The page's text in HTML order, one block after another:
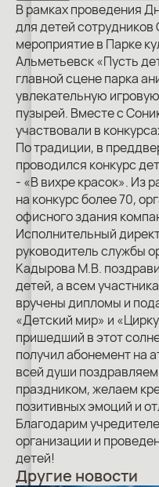
В рамках проведения
для детей
мероприятие в Парке
Альметьевск «Пусть
главной сцене парка
увлекательную
пузырей. Вместе с
участвовали в
По традиции, в
проводился конкурс
- «В вихре красок». Из
на конкурс более 70,
офисного здания
Исполнительный
руководитель службы
Кадырова М.В.
детей, а всем
вручены дипломы и
«Детский мир» и
пришедший в этот
получил абонемент на
всей души
праздником, желаем
позитивных эмоций и
Благодарим
организации и
детей!
Другие новости